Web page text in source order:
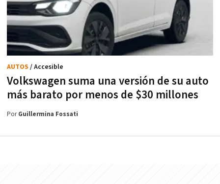
Volkswagen suma una versión de su auto
más barato por menos de $30 millones
AUTOS / Accesible
PorGuillermina Fossati